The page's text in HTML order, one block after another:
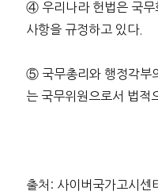
④ 우리나라 헌법은 국무
사항을 규정하고 있다.
⑤ 국무총리와 행정각부
는 국무위원으로서 법적
출처: 사이버국가고시센